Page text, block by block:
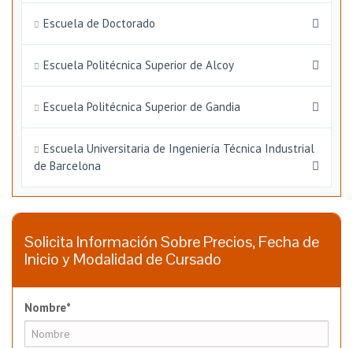
Escuela de Doctorado
Escuela Politécnica Superior de Alcoy
Escuela Politécnica Superior de Gandia
Escuela Universitaria de Ingeniería Técnica Industrial
de Barcelona
Solicita Información Sobre Precios, Fecha de
Inicio y Modalidad de Cursado
Nombre*